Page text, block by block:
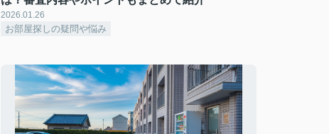
2026.01.26
お部屋探しの疑問や悩み